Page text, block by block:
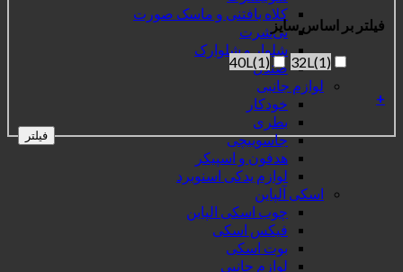
کلاه بافتنی و ماسک صورت
تی‌شرت
شلوار و شلوارک
صندل
لوازم جانبی
خودکار
بطری
جاسوییچی
هدفون و اسپیکر
لوازم یدکی اسنوبرد
اسکی آلپاین
چوب اسکی الپاین
فیکس اسکی
بوت اسکی
لوازم جانبی
فیلتر بر اساس سایز
32L(1)
40L(1)
+
فیلتر